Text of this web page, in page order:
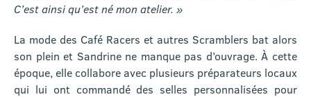
C’est ainsi qu’est né mon atelier. »
La mode des Café Racers et autres Scramblers bat alors
son plein et Sandrine ne manque pas d’ouvrage. À cette
époque, elle collabore avec plusieurs préparateurs locaux
qui lui ont commandé des selles personnalisées pour